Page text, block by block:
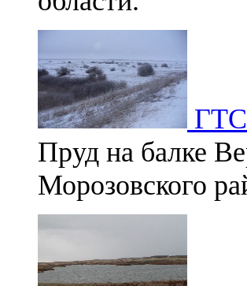
ГТС
Пруд на балке
Морозовского